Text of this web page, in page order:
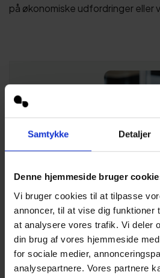
Samtykke Detaljer
Denne hjemmeside bruger
Vi bruger cookies til at tilpasse
annoncer, til at vise dig funktioner
at analysere vores trafik. Vi deler
din brug af vores hjemmeside
for sociale medier,
analysepartnere. Vores partnere
på økonomiske udfordringer eller